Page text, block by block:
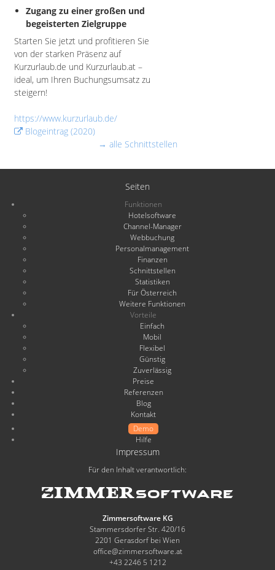
Zugang zu einer großen und
begeisterten Zielgruppe
Starten Sie jetzt und profitieren Sie
von der starken Präsenz auf
Kurzurlaub.de und Kurzurlaub.at –
ideal, um Ihren Buchungsumsatz zu
steigern!
https://www.kurzurlaub.de/
Blogeintrag (2020)
→ alle Schnittstellen
Seiten
Funktionen
Hotelsoftware
Channel-Manager
Webbuchung
Personalmanagement
Finanzen
Schnittstellen
Statistiken
Für Österreich
Weitere Funktionen
Vorteile
Einfach
Mobil
Flexibel
Günstig
Zuverlässig
Preise
Referenzen
Blog
Kontakt
Demo
Hilfe
Impressum
Für den Inhalt verantwortlich:
Zimmersoftware KG
Stammersdorfer Str. 420/16
2201 Gerasdorf bei Wien
office@zimmersoftware.at
+43 2246 5 1212